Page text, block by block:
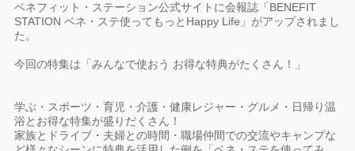
ベネフィット・ステーション公式サイトに会報誌「BENEFIT
STATION ベネ・ステ使ってもっとHappy Life」がアップされまし
た。
今回の特集は「みんなで使おう お得な特典がたくさん！」
学ぶ・スポーツ・育児・介護・健康レジャー・グルメ・日帰り温
浴とお得な特集が盛りだくさん！
家族とドライブ・夫婦との時間・職場仲間での交流やキャンプな